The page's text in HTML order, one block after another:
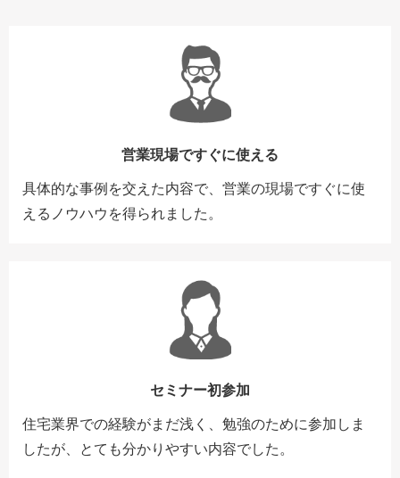
営業現場ですぐに使える
具体的な事例を交えた内容で、営業の現場ですぐに使
えるノウハウを得られました。
セミナー初参加
住宅業界での経験がまだ浅く、勉強のために参加しま
したが、とても分かりやすい内容でした。